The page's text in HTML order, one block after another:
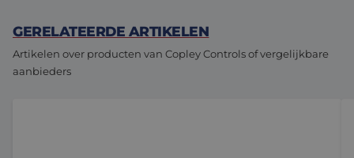
GERELATEERDE ARTIKELEN
Artikelen over producten van Copley Controls of vergelijkbare
aanbieders